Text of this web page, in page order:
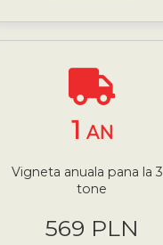
1 AN
Vigneta anuala pana la
tone
569 PLN